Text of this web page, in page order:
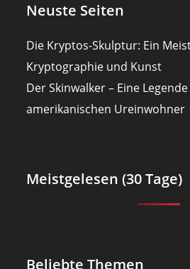
Neuste Seiten
Die Kryptos-Skulptur: Ein
Kryptographie und Kunst
Der Skinwalker – Eine
amerikanischen Ureinwohner
Meistgelesen (30 Tage)
Beliebte Themen